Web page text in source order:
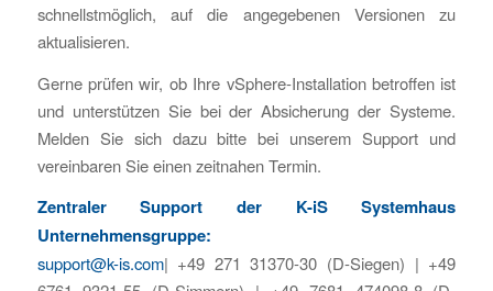
schnellstmöglich, auf die angegebenen Versionen zu
aktualisieren.
Gerne prüfen wir, ob Ihre vSphere-Installation betroffen ist
und unterstützen Sie bei der Absicherung der Systeme.
Melden Sie sich dazu bitte bei unserem Support und
vereinbaren Sie einen zeitnahen Termin.
Zentraler Support der K-iS Systemhaus
Unternehmensgruppe:
support@k-is.com| +49 271 31370-30 (D-Siegen) | +49